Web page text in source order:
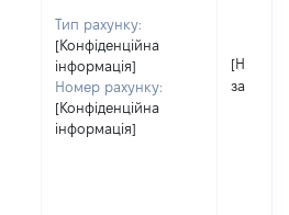
Тип рахунку:
[Конфіденційна
інформація]
Номер рахунку:
[Конфіденційна
інформація]
[Не